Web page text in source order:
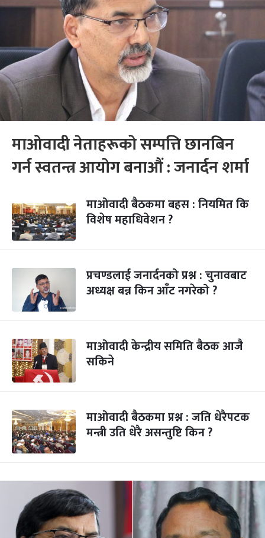
माओवादी नेताहरूको सम्पत्ति छानबिन
गर्न स्वतन्त्र आयोग बनाऔं : जनार्दन शर्मा
माओवादी बैठकमा बहस : नियमित कि
विशेष महाधिवेशन ?
प्रचण्डलाई जनार्दनको प्रश्न : चुनावबाट
अध्यक्ष बन्न किन आँट नगरेको ?
माओवादी केन्द्रीय समिति बैठक आजै
सकिने
माओवादी बैठकमा प्रश्न : जति धेरैपटक
मन्त्री उति धेरै असन्तुष्टि किन ?